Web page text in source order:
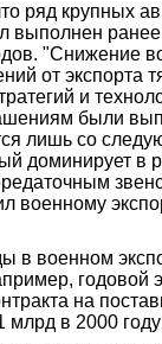
ряд крупных
выполнен
"Снижение
от экспорта
и
были
лишь со
доминирует в
военному
в военном
годовой
на
млрд в 2000